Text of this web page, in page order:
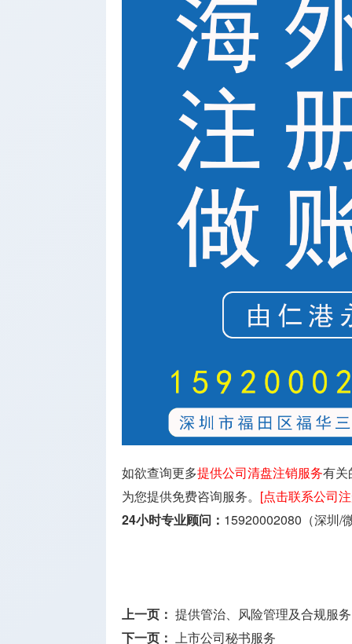
如欲查询更多提供公司清盘注销服务有关
为您提供免费咨询服务。 [点击联系公司
24小时专业顾问： 15920002080（深圳/
上一页： 提供管治、风险管理及合规服务
下一页： 上市公司秘书服务